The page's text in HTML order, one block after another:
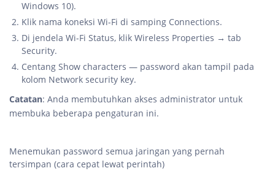
Windows 10).
Klik nama koneksi Wi-Fi di samping Connections.
Di jendela Wi-Fi Status, klik Wireless Properties → tab
Security.
Centang Show characters — password akan tampil pada
kolom Network security key.
Catatan: Anda membutuhkan akses administrator untuk
membuka beberapa pengaturan ini.
Menemukan password semua jaringan yang pernah
tersimpan (cara cepat lewat perintah)